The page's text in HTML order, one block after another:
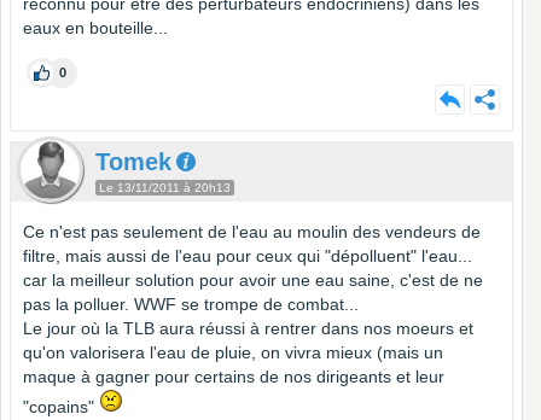
eaux en bouteille...
0
Tomek
Le 13/11/2011 à 20h13
Ce n'est pas seulement de l'eau au moulin des vendeurs de
filtre, mais aussi de l'eau pour ceux qui "dépolluent" l'eau...
car la meilleur solution pour avoir une eau saine, c'est de ne
pas la polluer. WWF se trompe de combat...
Le jour où la TLB aura réussi à rentrer dans nos moeurs et
qu'on valorisera l'eau de pluie, on vivra mieux (mais un
maque à gagner pour certains de nos dirigeants et leur
"copains"